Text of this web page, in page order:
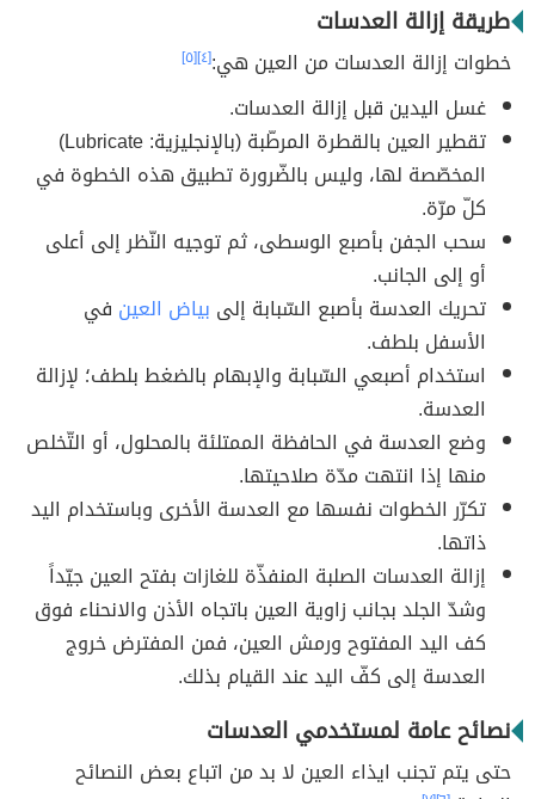
طريقة إزالة العدسات
خطوات إزالة العدسات من العين هي:[٤] [٥]
غسل اليدين قبل إزالة العدسات.
تقطير العين بالقطرة المرطّبة (بالإنجليزية: Lubricate)
المخصّصة لها، وليس بالضّرورة تطبيق هذه الخطوة في
كلّ مرّة.
سحب الجفن بأصبع الوسطى، ثم توجيه النّظر إلى أعلى
أو إلى الجانب.
تحريك العدسة بأصبع السّبابة إلى بياض العين في
الأسفل بلطف.
استخدام أصبعي السّبابة والإبهام بالضغط بلطف؛ لإزالة
العدسة.
وضع العدسة في الحافظة الممتلئة بالمحلول، أو التّخلص
منها إذا انتهت مدّة صلاحيتها.
تكرّر الخطوات نفسها مع العدسة الأخرى وباستخدام اليد
ذاتها.
إزالة العدسات الصلبة المنفذّة للغازات بفتح العين جيّداً
وشدّ الجلد بجانب زاوية العين باتجاه الأذن والانحناء فوق
كف اليد المفتوح ورمش العين، فمن المفترض خروج
العدسة إلى كفّ اليد عند القيام بذلك.
نصائح عامة لمستخدمي العدسات
حتى يتم تجنب ايذاء العين لا بد من اتباع بعض النصائح